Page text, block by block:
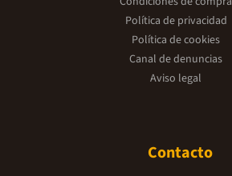
Política de privacidad
Política de cookies
Canal de denuncias
Aviso legal
Contacto